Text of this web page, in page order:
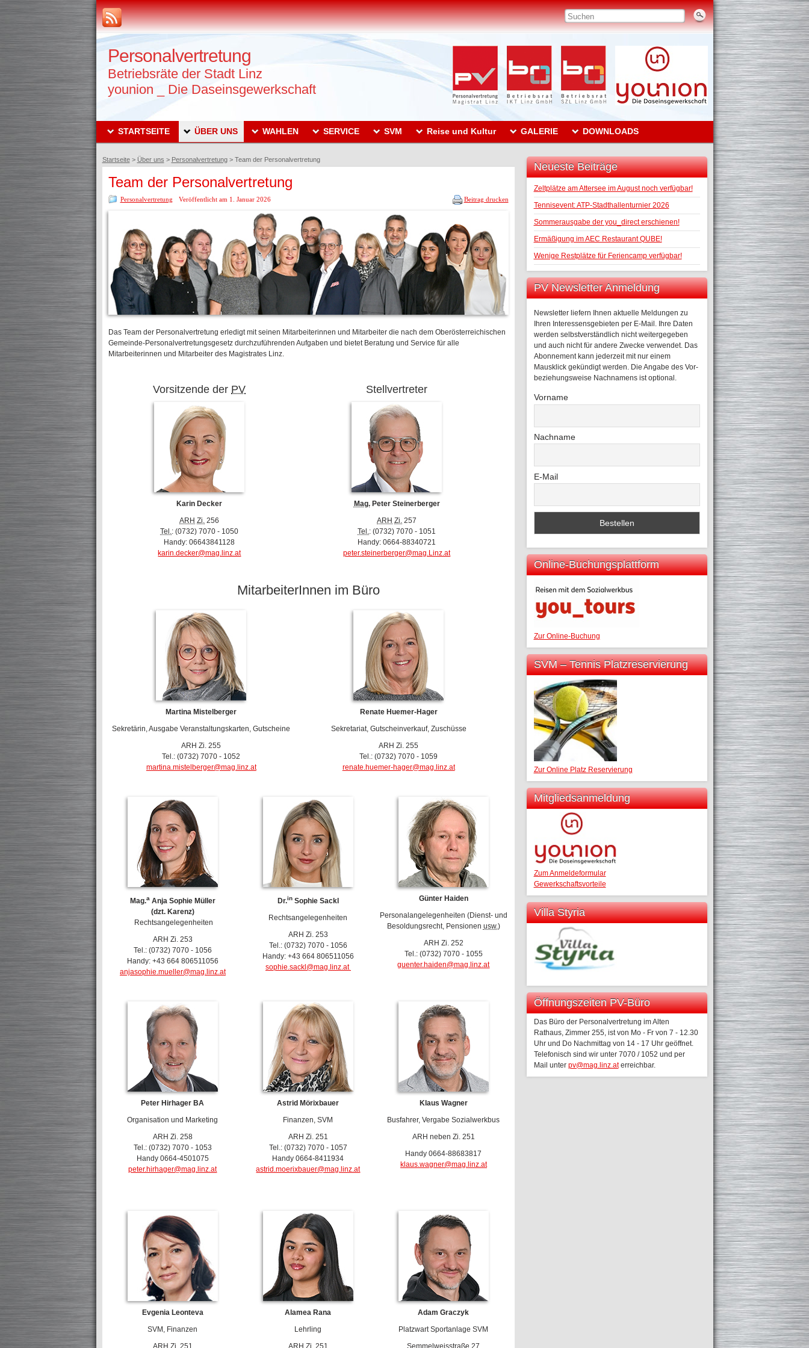
Personalvertretung
Betriebsräte der Stadt Linz
younion _ Die Daseinsgewerkschaft
STARTSEITE ÜBER UNS WAHLEN SERVICE SVM Reise und Kultur GALERIE DOWNLOADS
Startseite> Über uns > Personalvertretung> Team der Personalvertretung
Team der Personalvertretung
Personalvertretung Veröffentlicht am 1. Januar 2026 Beitrag drucken
Das Team der Personalvertretung erledigt mit seinen Mitarbeiterinnen und Mitarbeiter die nach dem Oberösterreichischen
Gemeinde-Personalvertretungsgesetz durchzuführenden Aufgaben und bietet Beratung und Service für alle
Mitarbeiterinnen und Mitarbeiter des Magistrates Linz.
Vorsitzende der PV
Karin Decker
ARH Zi. 256
Tel.: (0732) 7070 - 1050
Handy: 06643841128
karin.decker@mag.linz.at
Stellvertreter
Mag.Peter Steinerberger
ARH Zi. 257
Tel.: (0732) 7070 - 1051
Handy: 0664-88340721
peter.steinerberger@mag.Linz.at
MitarbeiterInnen im Büro
Martina Mistelberger
Sekretärin, Ausgabe Veranstaltungskarten, Gutscheine
ARH Zi. 255
Tel.: (0732) 7070 - 1052
martina.mistelberger@mag.linz.at
Renate Huemer-Hager
Sekretariat, Gutscheinverkauf, Zuschüsse
ARH Zi. 255
Tel.: (0732) 7070 - 1059
renate.huemer-hager@mag.linz.at
Mag.aAnja Sophie Müller
(dzt. Karenz)
Rechtsangelegenheiten
ARH Zi. 253
Tel.: (0732) 7070 - 1056
Handy: +43 664 806511056
anjasophie.mueller@mag.linz.at
Dr.inSophie Sackl
Rechtsangelegenheiten
ARH Zi. 253
Tel.: (0732) 7070 - 1056
Handy: +43 664 806511056
sophie.sackl@mag.linz.at
Günter Haiden
Personalangelegenheiten (Dienst- und
Besoldungsrecht, Pensionen usw.)
ARH Zi. 252
Tel.: (0732) 7070 - 1055
guenter.haiden@mag.linz.at
Peter Hirhager BA
Organisation und Marketing
ARH Zi. 258
Tel.: (0732) 7070 - 1053
Handy 0664-4501075
peter.hirhager@mag.linz.at
Astrid Mörixbauer
Finanzen, SVM
ARH Zi. 251
Tel.: (0732) 7070 - 1057
Handy 0664-8411934
astrid.moerixbauer@mag.linz.at
Klaus Wagner
Busfahrer, Vergabe Sozialwerkbus
ARH neben Zi. 251
Handy 0664-88683817
klaus.wagner@mag.linz.at
Evgenia Leonteva
SVM, Finanzen
Alamea Rana
Lehrling
Adam Graczyk
Platzwart Sportanlage SVM
Neueste Beiträge
Zeltplätze am Attersee im August noch verfügbar!
Tennisevent: ATP-Stadthallenturnier 2026
Sommerausgabe der you_direct erschienen!
Ermäßigung im AEC Restaurant QUBE!
Wenige Restplätze für Feriencamp verfügbar!
PV Newsletter Anmeldung
Newsletter liefern Ihnen aktuelle Meldungen zu
Ihren Interessensgebieten per E-Mail. Ihre Daten
werden selbstverständlich nicht weitergegeben
und auch nicht für andere Zwecke verwendet. Das
Abonnement kann jederzeit mit nur einem
Mausklick gekündigt werden. Die Angabe des Vor-
beziehungsweise Nachnamens ist optional.
Vorname
Nachname
E-Mail
Online-Buchungsplattform
Zur Online-Buchung
SVM – Tennis Platzreservierung
Zur Online Platz Reservierung
Mitgliedsanmeldung
Zum Anmeldeformular
Gewerkschaftsvorteile
Villa Styria
Öffnungszeiten PV-Büro
Das Büro der Personalvertretung im Alten
Rathaus, Zimmer 255, ist von Mo - Fr von 7 - 12.30
Uhr und Do Nachmittag von 14 - 17 Uhr geöffnet.
Telefonisch sind wir unter 7070 / 1052 und per
Mail unter pv@mag.linz.aterreichbar.